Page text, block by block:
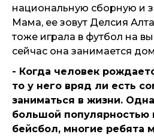
национальную сборную и
Мама, ее зовут Делсия
тоже играла в футбол на
сейчас она занимается
- Когда человек
то у него вряд ли есть
заниматься в жизни.
большой популярностью
бейсбол, многие ребята